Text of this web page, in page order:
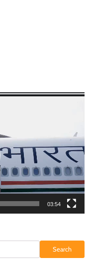
03:54
Search